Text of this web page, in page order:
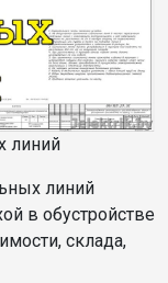
линий
линий
в обустройстве
склада,